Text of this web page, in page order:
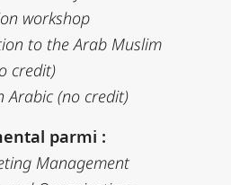
workshop
to the Arab Muslim
credit)
Arabic (no credit)
parmi :
Management